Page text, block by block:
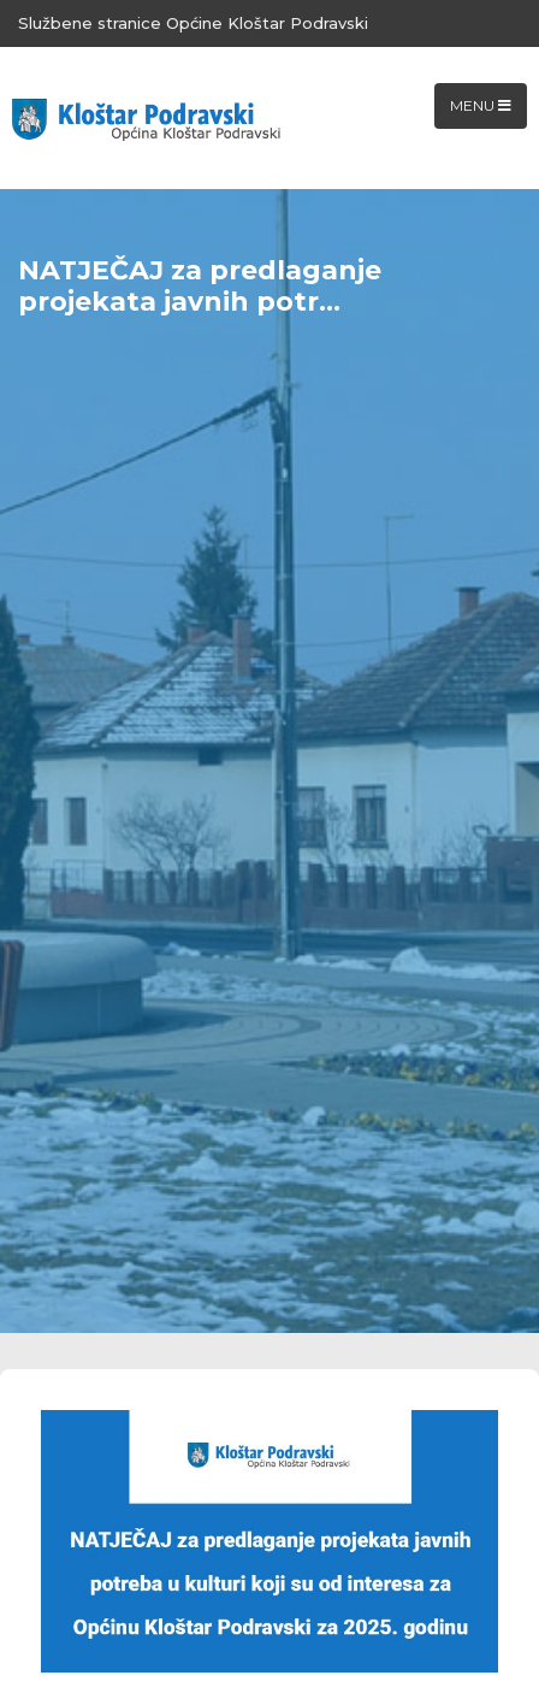
Službene stranice Općine Kloštar Podravski
MENU
NATJEČAJ za predlaganje
projekata javnih potr...